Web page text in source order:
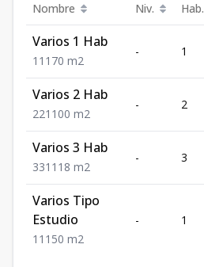
Nombre Niv. Hab.
Varios 1 Hab
1 1 1 70 m2
- 1
Varios 2 Hab
221 100 m2
- 2
Varios 3 Hab
331 118 m2
- 3
Varios Tipo
Estudio
1 1 1 50 m2
- 1